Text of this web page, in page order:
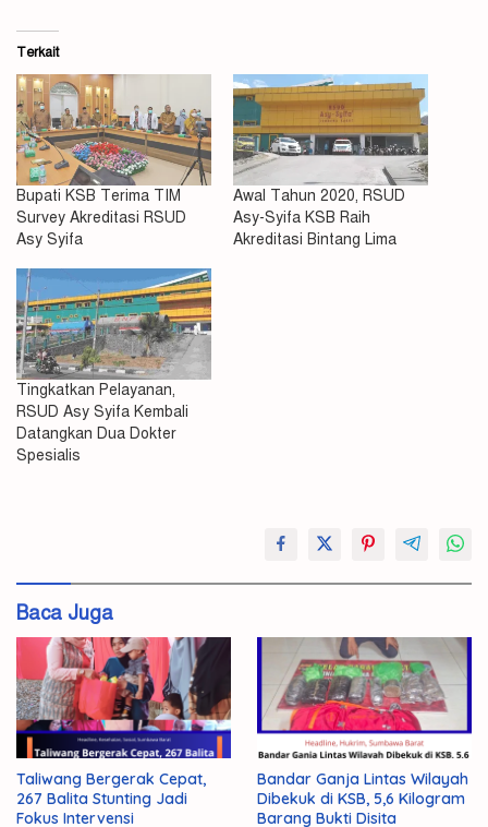
Terkait
Bupati KSB Terima TIM
Survey Akreditasi RSUD
Asy Syifa
Awal Tahun 2020, RSUD
Asy-Syifa KSB Raih
Akreditasi Bintang Lima
Tingkatkan Pelayanan,
RSUD Asy Syifa Kembali
Datangkan Dua Dokter
Spesialis
RSUD
Baca Juga
Taliwang Bergerak Cepat,
267 Balita Stunting Jadi
Fokus Intervensi
Bandar Ganja Lintas Wilayah
Dibekuk di KSB, 5,6 Kilogram
Barang Bukti Disita